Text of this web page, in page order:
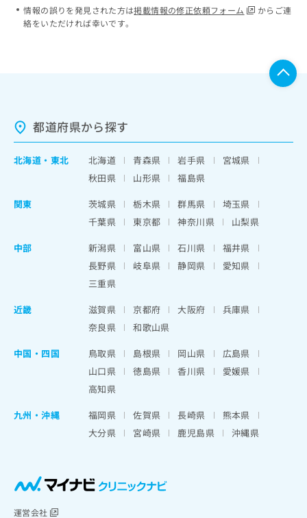
情報の誤りを発見された方は掲載情報の修正依頼フォーム
からご連
絡をいただければ幸いです。
都道府県から探す
北海道 ・ 東北 北海道 青森県 岩手県
宮城県
秋田県
山形県
福島県
関東
茨城県 栃木県 群馬県
埼玉県
千葉県
東京都 神奈川県
山梨県
中部
新潟県 富山県 石川県
福井県
長野県
岐阜県 静岡県
愛知県
三重県
近畿
滋賀県 京都府 大阪府
兵庫県
奈良県
和歌山県
中国・四国
鳥取県 島根県 岡山県
広島県
山口県
徳島県 香川県
愛媛県
高知県
九州・沖縄
福岡県 佐賀県 長崎県
熊本県
大分県
宮崎県 鹿児島県 沖縄県
運営会社